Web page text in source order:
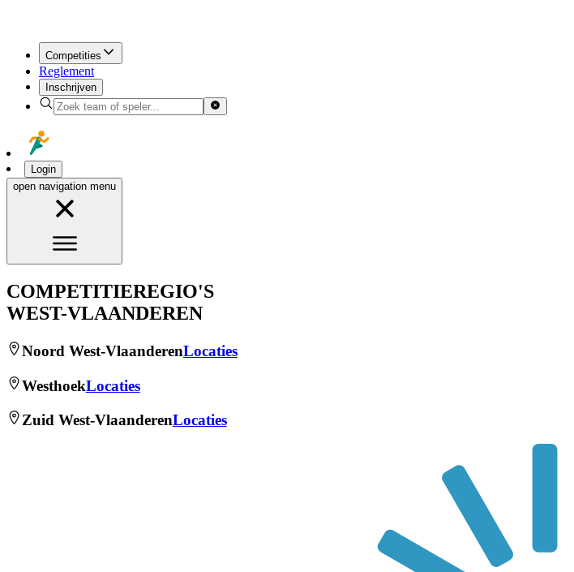
Competities
Reglement
Inschrijven
Login
open navigation menu
COMPETITIEREGIO'S
WEST-VLAANDEREN
Noord West-VlaanderenLocaties
WesthoekLocaties
Zuid West-VlaanderenLocaties